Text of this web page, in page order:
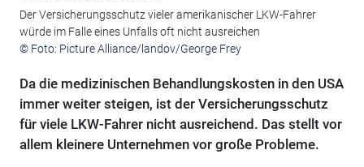
Der Versicherungsschutz vieler amerikanischer LKW-Fahrer
würde im Falle eines Unfalls oft nicht ausreichen
© Foto: Picture Alliance/landov/George Frey
Da die medizinischen Behandlungskosten in den USA
immer weiter steigen, ist der Versicherungsschutz
für viele LKW-Fahrer nicht ausreichend. Das stellt vor
allem kleinere Unternehmen vor große Probleme.